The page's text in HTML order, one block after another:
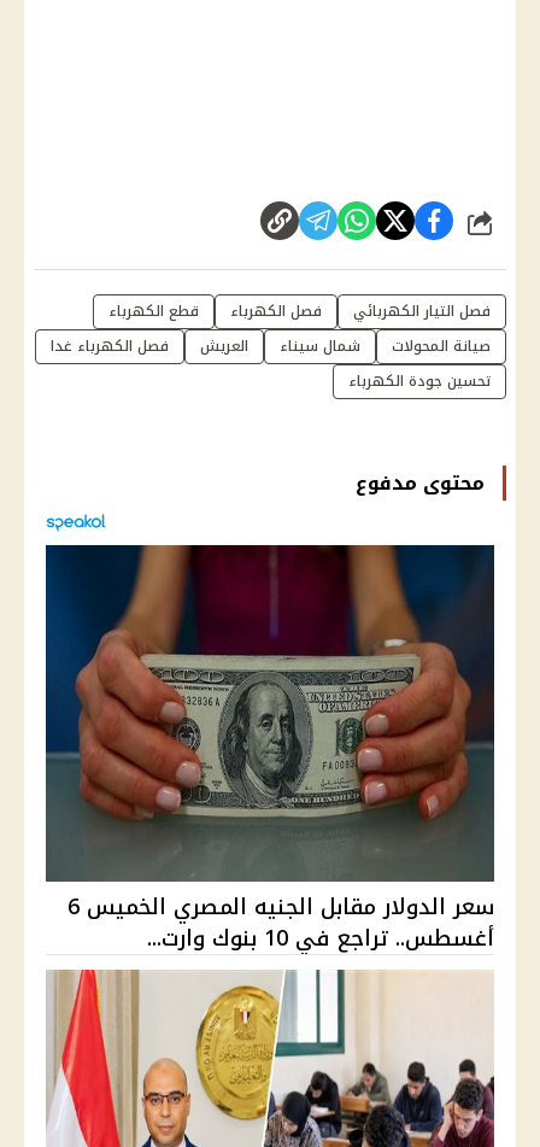
شارك
فصل التيار الكهربائي فصل الكهرباء
قطع الكهرباء
صيانة المحولات
شمال سيناء العريش
فصل الكهرباء غدا
تحسين جودة الكهرباء
محتوى مدفوع
سعر الدولار مقابل الجنيه المصري الخميس 6
أغسطس.. تراجع في 10 بنوك وارت...